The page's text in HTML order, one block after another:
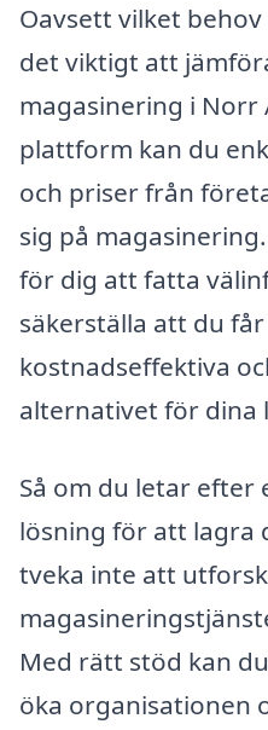
Oavsett vilket
det viktigt att
magasinering i Norr
plattform kan du
och priser från
sig på
för dig att fatta
säkerställa att du
kostnadseffektiva
alternativet för dina
Så om du letar efter
lösning för att lagra
tveka inte att
Med rätt stöd kan
öka organisationen